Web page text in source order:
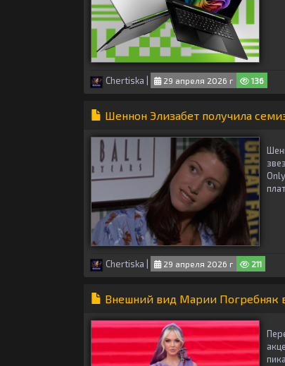
Chertiska 29 апреля 2026 г 136
Шеннон Элизабет получила
Chertiska 29 апреля 2026 г 211
Внешний вид Марии Погребняк